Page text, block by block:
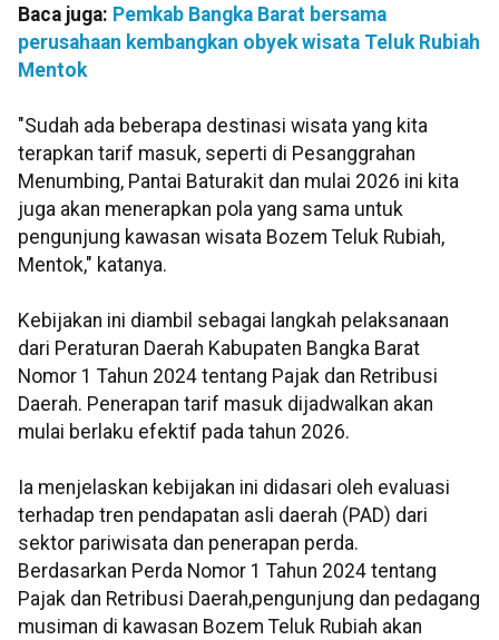
Baca juga: Pemkab Bangka Barat bersama
perusahaan kembangkan obyek wisata Teluk Rubiah
Mentok
"Sudah ada beberapa destinasi wisata yang kita
terapkan tarif masuk, seperti di Pesanggrahan
Menumbing, Pantai Baturakit dan mulai 2026 ini kita
juga akan menerapkan pola yang sama untuk
pengunjung kawasan wisata Bozem Teluk Rubiah,
Mentok," katanya.
Kebijakan ini diambil sebagai langkah pelaksanaan
dari Peraturan Daerah Kabupaten Bangka Barat
Nomor 1 Tahun 2024 tentang Pajak dan Retribusi
Daerah. Penerapan tarif masuk dijadwalkan akan
mulai berlaku efektif pada tahun 2026.
Ia menjelaskan kebijakan ini didasari oleh evaluasi
terhadap tren pendapatan asli daerah (PAD) dari
sektor pariwisata dan penerapan perda.
Berdasarkan Perda Nomor 1 Tahun 2024 tentang
Pajak dan Retribusi Daerah,pengunjung dan pedagang
musiman di kawasan Bozem Teluk Rubiah akan